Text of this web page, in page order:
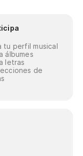
tu perfil musical
álbumes
letras
de